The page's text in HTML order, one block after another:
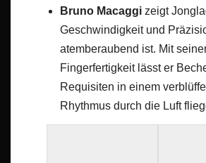
Bruno Macaggi zeigt
Geschwindigkeit und
atemberaubend ist. Mit
Fingerfertigkeit lässt er
Requisiten in einem
Rhythmus durch die Luft